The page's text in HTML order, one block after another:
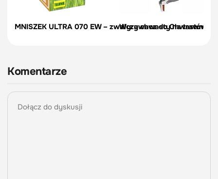
MNISZEK ULTRA 070 EW – zwalcza chwasty na
Wyrywacz do Chwastów |
Komentarze